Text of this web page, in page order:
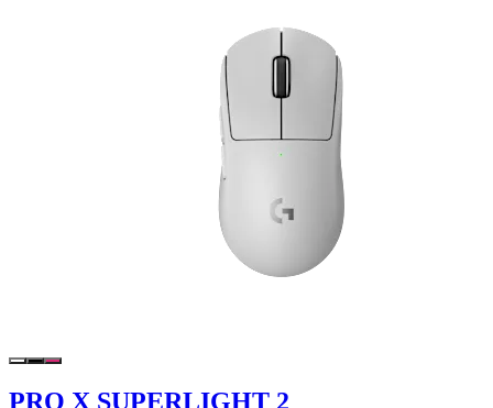
PRO X SUPERLIGHT 2